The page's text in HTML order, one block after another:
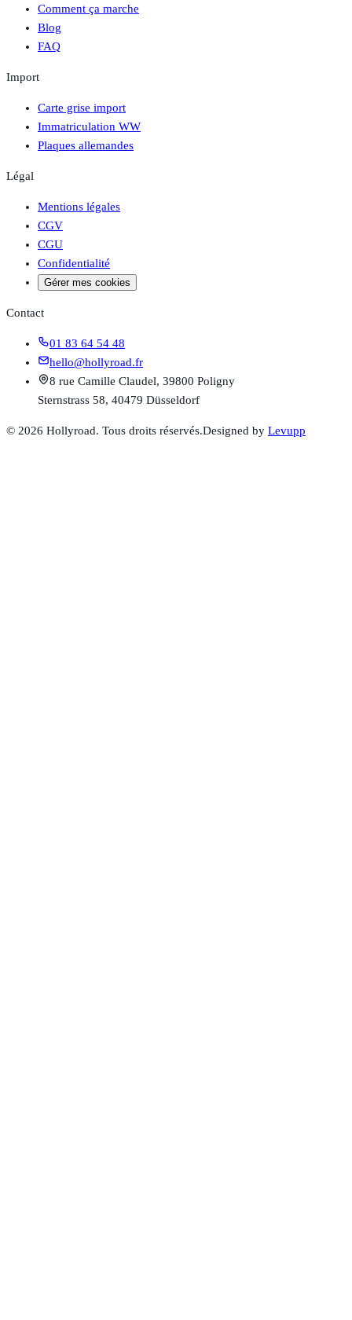
Comment ça marche
Blog
FAQ
Import
Carte grise import
Immatriculation WW
Plaques allemandes
Légal
Mentions légales
CGV
CGU
Confidentialité
Gérer mes cookies
Contact
01 83 64 54 48
hello@hollyroad.fr
8 rue Camille Claudel, 39800 Poligny
Sternstrass 58, 40479 Düsseldorf
© 2026 Hollyroad. Tous droits réservés.Designed by Levupp